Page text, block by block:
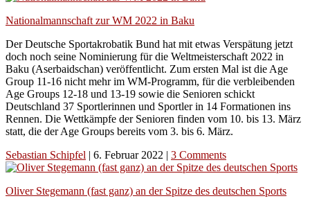
Nationalmannschaft zur WM 2022 in Baku
Der Deutsche Sportakrobatik Bund hat mit etwas Verspätung jetzt
doch noch seine Nominierung für die Weltmeisterschaft 2022 in
Baku (Aserbaidschan) veröffentlicht. Zum ersten Mal ist die Age
Group 11-16 nicht mehr im WM-Programm, für die verbleibenden
Age Groups 12-18 und 13-19 sowie die Senioren schickt
Deutschland 37 Sportlerinnen und Sportler in 14 Formationen ins
Rennen. Die Wettkämpfe der Senioren finden vom 10. bis 13. März
statt, die der Age Groups bereits vom 3. bis 6. März.
Sebastian Schipfel | 6. Februar 2022 | 3 Comments
Oliver Stegemann (fast ganz) an der Spitze des deutschen Sports